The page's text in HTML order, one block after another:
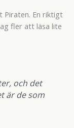
Piraten. En riktigt
fler att läsa lite
och det
är de som